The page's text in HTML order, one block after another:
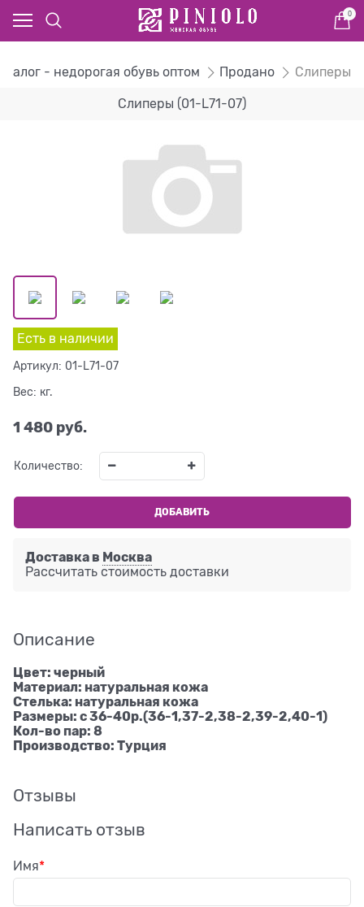
0
- недорогая обувь оптом Продано Слиперы
Слиперы (01-L71-07)
Есть в наличии
Артикул: 01-L71-07
Вес: кг.
1 480 руб.
Количество:
ДОБАВИТЬ
Доставка в Москва
Рассчитать стоимость доставки
Описание
Цвет: черный
Материал: натуральная кожа
Стелька: натуральная кожа
Размеры: с 36-40р.(36-1,37-2,38-2,39-2,40-1)
Кол-во пар: 8
Производство: Турция
Отзывы
Написать отзыв
Имя